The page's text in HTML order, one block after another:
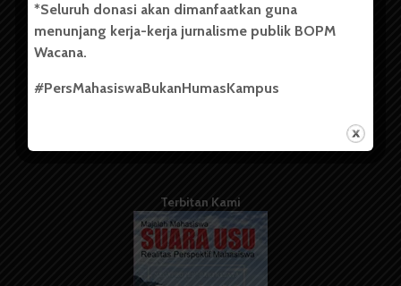
Info Iklan
Pedoman Media Siber
Kode Etik Jurnalistik
Terbitan Kami
*Seluruh donasi akan dimanfaatkan guna
menunjang kerja-kerja jurnalisme publik BOPM
Wacana.
#PersMahasiswaBukanHumasKampus